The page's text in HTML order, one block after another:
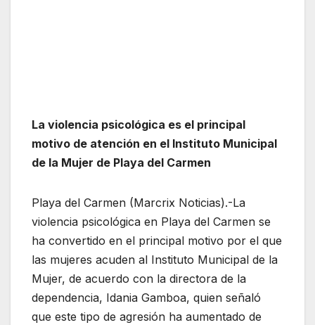
La violencia psicológica es el principal
motivo de atención en el Instituto Municipal
de la Mujer de Playa del Carmen
Playa del Carmen (Marcrix Noticias).-La
violencia psicológica en Playa del Carmen se
ha convertido en el principal motivo por el que
las mujeres acuden al Instituto Municipal de la
Mujer, de acuerdo con la directora de la
dependencia, Idania Gamboa, quien señaló
que este tipo de agresión ha aumentado de